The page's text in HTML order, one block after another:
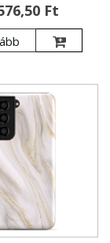
Ft